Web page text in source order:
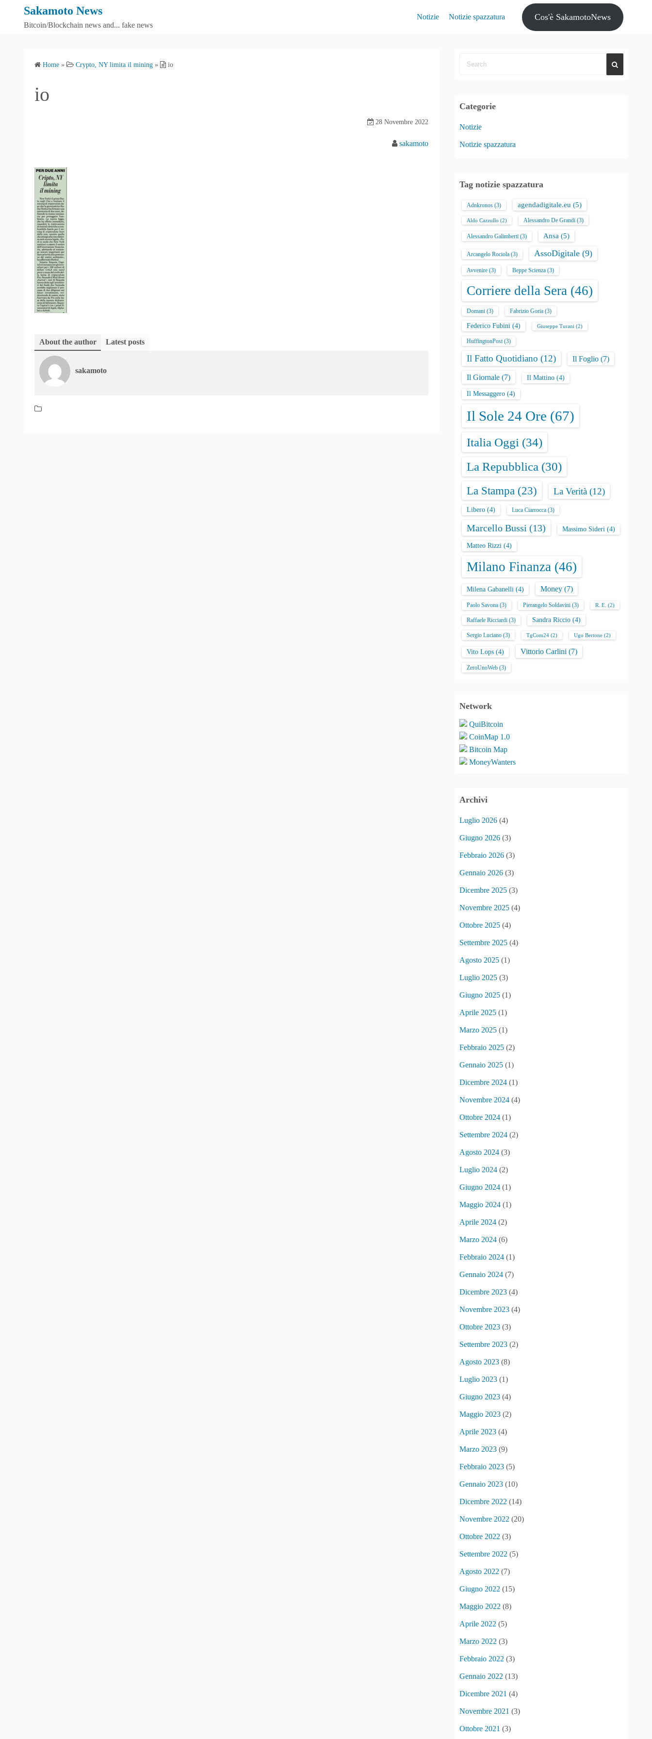
Sakamoto News
Bitcoin/Blockchain news and... fake news
Notizie Notizie spazzatura Cos'è SakamotoNews
Home » Crypto, NY limita il mining » io
io
28 Novembre 2022
sakamoto
About the author Latest posts
sakamoto
Categorie
Notizie
Notizie spazzatura
Tag notizie spazzatura
Adnkronos (3) agendadigitale.eu (5)
Aldo Cazzullo (2) Alessandro De Grandi (3)
Alessandro Galimberti (3) Ansa (5)
Arcangelo Rociola (3) AssoDigitale (9)
Avvenire (3) Beppe Scienza (3)
Corriere della Sera (46)
Domani (3) Fabrizio Goria (3)
Federico Fubini (4) Giuseppe Turani (2)
HuffingtonPost(3)
Il Fatto Quotidiano (12) Il Foglio (7)
Il Giornale (7) Il Mattino (4)
Il Messaggero (4)
Il Sole 24 Ore (67)
Italia Oggi (34)
La Repubblica (30)
La Stampa (23) La Verità (12)
Libero (4) Luca Ciarrocca (3)
Marcello Bussi (13) Massimo Sideri (4)
Matteo Rizzi (4)
Milano Finanza (46)
Milena Gabanelli (4) Money (7)
Paolo Savona (3) Pierangelo Soldavini (3) R. E. (2)
Raffaele Ricciardi (3) Sandra Riccio (4)
Sergio Luciano (3) TgCom24 (2) Ugo Bertone (2)
Vito Lops (4) Vittorio Carlini (7)
ZeroUnoWeb (3)
Network
QuiBitcoin
CoinMap 1.0
Bitcoin Map
MoneyWanters
Archivi
Luglio 2026 (4)
Giugno 2026 (3)
Febbraio 2026 (3)
Gennaio 2026 (3)
Dicembre 2025 (3)
Novembre 2025 (4)
Ottobre 2025 (4)
Settembre 2025 (4)
Agosto 2025 (1)
Luglio 2025 (3)
Giugno 2025 (1)
Aprile 2025 (1)
Marzo 2025 (1)
Febbraio 2025 (2)
Gennaio 2025 (1)
Dicembre 2024 (1)
Novembre 2024 (4)
Ottobre 2024 (1)
Settembre 2024 (2)
Agosto 2024 (3)
Luglio 2024 (2)
Giugno 2024 (1)
Maggio 2024 (1)
Aprile 2024 (2)
Marzo 2024 (6)
Febbraio 2024 (1)
Gennaio 2024 (7)
Dicembre 2023 (4)
Novembre 2023 (4)
Ottobre 2023 (3)
Settembre 2023 (2)
Agosto 2023 (8)
Luglio 2023 (1)
Giugno 2023 (4)
Maggio 2023 (2)
Aprile 2023 (4)
Marzo 2023 (9)
Febbraio 2023 (5)
Gennaio 2023 (10)
Dicembre 2022 (14)
Novembre 2022 (20)
Ottobre 2022 (3)
Settembre 2022 (5)
Agosto 2022 (7)
Giugno 2022 (15)
Maggio 2022 (8)
Aprile 2022 (5)
Marzo 2022 (3)
Febbraio 2022 (3)
Gennaio 2022 (13)
Dicembre 2021 (4)
Novembre 2021 (3)
Ottobre 2021 (3)